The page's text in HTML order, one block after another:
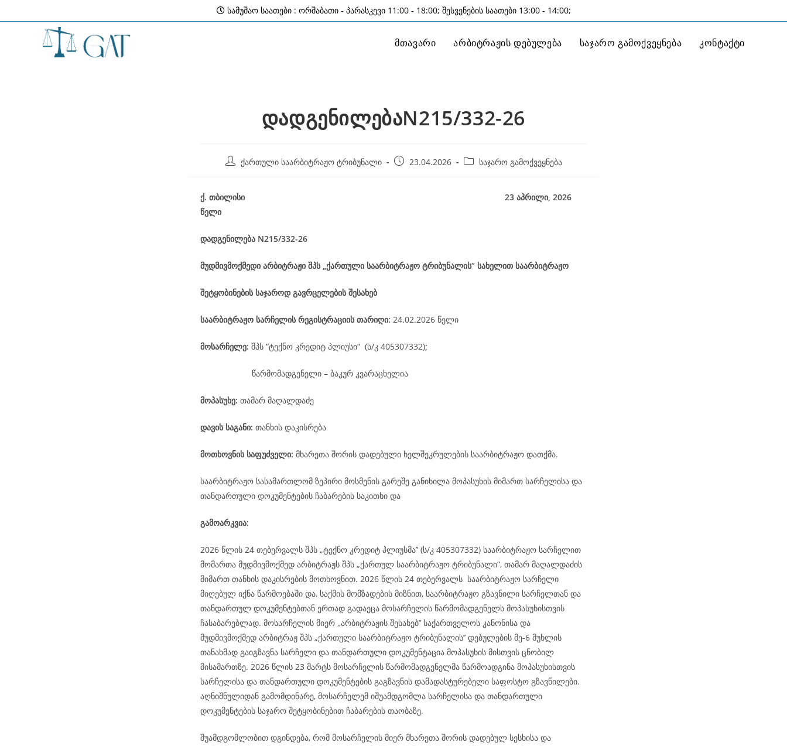
to
სამუშაო საათები : ორშაბათი - პარასკევი 11:00 - 18:00; შესვენების საათები 13:00 - 14:00;
მთავარი არბიტრაჟის დებულება საჯარო გამოქვეყნება კონტაქტი
დადგენილებაN215/332-26
Post ქართული საარბიტრაჟო ტრიბუნალი
Post 23.04.2026
Post საჯარო გამოქვეყნება
ქ. თბილისი 23 აპრილი, 2026
წელი
დადგენილება N215/332-26
მუდმივმოქმედი არბიტრაჟი შპს „ქართული საარბიტრაჟო ტრიბუნალის“ სახელით საარბიტრაჟო
შეტყობინების საჯაროდ გავრცელების შესახებ
საარბიტრაჟო სარჩელის რეგისტრაციის თარიღი: 24.02.2026 წელი
მოსარჩელე: შპს “ტექნო კრედიტ პლიუსი“ (ს/კ 405307332);
წარმომადგენელი – ბაკურ კვარაცხელია
მოპასუხე: თამარ მაღალდაძე
დავის საგანი: თანხის დაკისრება
მოთხოვნის საფუძველი: მხარეთა შორის დადებული ხელშეკრულების საარბიტრაჟო დათქმა.
საარბიტრაჟო სასამართლომ ზეპირი მოსმენის გარეშე განიხილა მოპასუხის მიმართ სარჩელისა და
თანდართული დოკუმენტების ჩაბარების საკითხი და
გამოარკვია:
2026 წლის 24 თებერვალს შპს „ტექნო კრედიტ პლიუსმა’’ (ს/კ 405307332) საარბიტრაჟო სარჩელით
მომართა მუდმივმოქმედ არბიტრაჟს შპს „ქართულ საარბიტრაჟო ტრიბუნალი“, თამარ მაღალდაძის
მიმართ თანხის დაკისრების მოთხოვნით. 2026 წლის 24 თებერვალს საარბიტრაჟო სარჩელი
მიღებულ იქნა წარმოებაში და, საქმის მომზადების მიზნით, საარბიტრაჟო გზავნილი სარჩელთან და
თანდართულ დოკუმენტებთან ერთად გადაეცა მოსარჩელის წარმომადგენელს მოპასუხისთვის
ჩასაბარებლად. მოსარჩელის მიერ ,,არბიტრაჟის შესახებ’’ საქართველოს კანონისა და
მუდმივმოქმედ არბიტრაჟ შპს „ქართული საარბიტრაჟო ტრიბუნალის’’ დებულების მე-6 მუხლის
თანახმად გაიგზავნა სარჩელი და თანდართული დოკუმენტაცია მოპასუხის მისთვის ცნობილ
მისამართზე. 2026 წლის 23 მარტს მოსარჩელის წარმომადგენელმა წარმოადგინა მოპასუხისთვის
სარჩელისა და თანდართული დოკუმენტების გაგზავნის დამადასტურებელი საფოსტო გზავნილები.
აღნიშნულიდან გამომდინარე, მოსარჩელემ იშუამდგომლა სარჩელისა და თანდართული
დოკუმენტების საჯარო შეტყობინებით ჩაბარების თაობაზე.
შუამდგომლობით დგინდება, რომ მოსარჩელის მიერ მხარეთა შორის დადებულ სესხისა და